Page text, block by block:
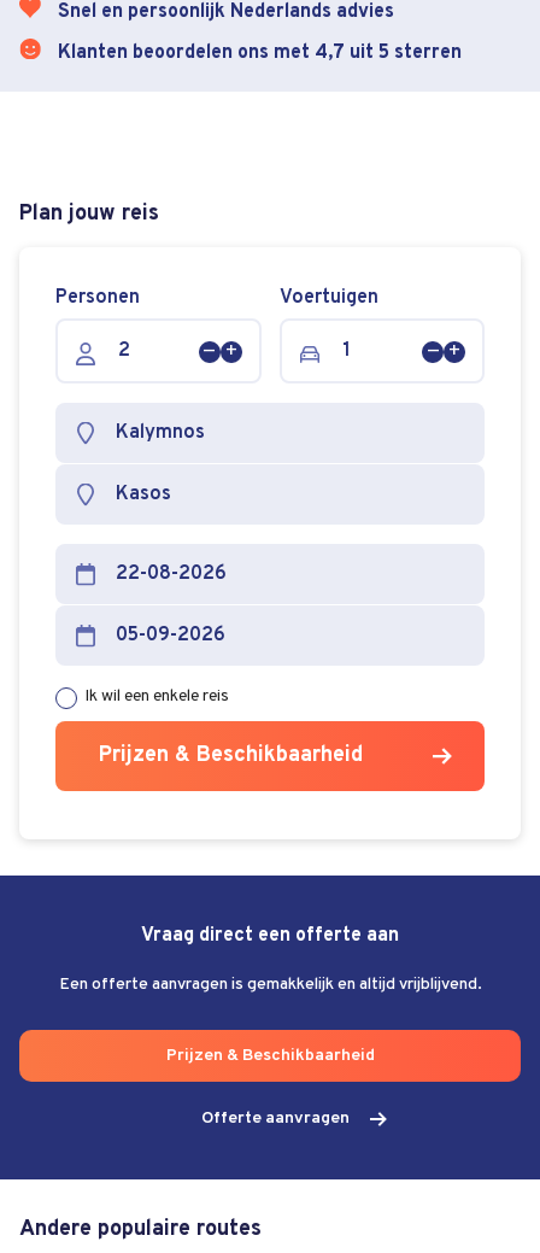
Snel en persoonlijk Nederlands advies
Klanten beoordelen ons met 4,7 uit 5 sterren
Plan jouw reis
Personen Voertuigen
Ik wil een enkele reis
Prijzen & Beschikbaarheid
Vraag direct een offerte aan
Een offerte aanvragen is gemakkelijk en altijd vrijblijvend.
Prijzen & Beschikbaarheid
Offerte aanvragen
Andere populaire routes